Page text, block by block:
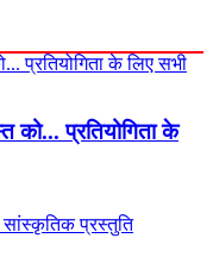
को... प्रतियोगिता के